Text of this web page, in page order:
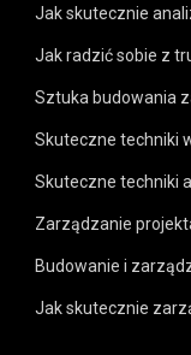
Jak skutecznie
Jak radzić sobie z
Sztuka budowania
Skuteczne techniki
Skuteczne techniki
Zarządzanie
Budowanie i
Jak skutecznie